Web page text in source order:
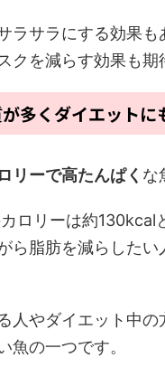
ラサラにする効果
クを減らす効果も期
多くダイエットに
リーで高たんぱく な
ロリーは約130kcal
ら脂肪を減らしたい
人やダイエット中の
魚の一つです。